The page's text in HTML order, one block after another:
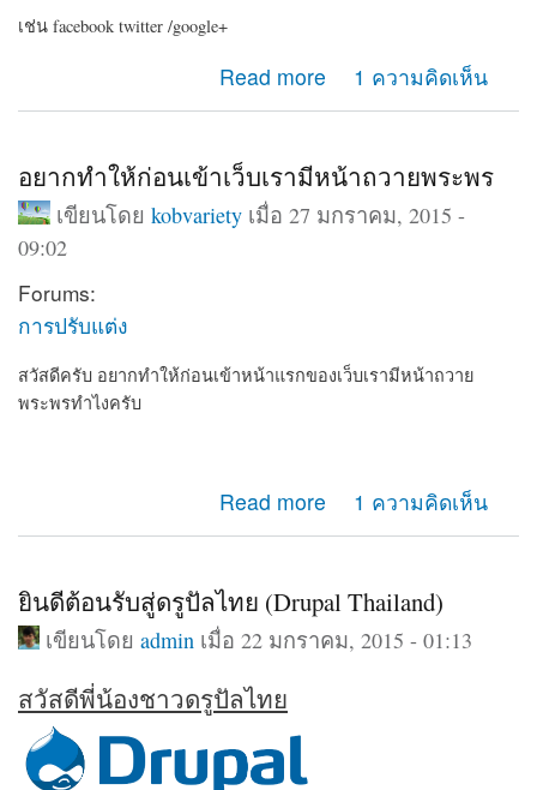
เช่น facebook twitter /google+
Read more
about อยากให้เว็บเรามีปุ่มแชร์ไปยัง social1 ความคิดเห็น
อยากทำให้ก่อนเข้าเว็บเรามีหน้าถวายพระพร
เขียนโดย kobvarietyเมื่อ 27 มกราคม, 2015 -
09:02
Forums:
การปรับแต่ง
สวัสดีครับ อยากทำให้ก่อนเข้าหน้าแรกของเว็บเรามีหน้าถวาย
พระพรทำไงครับ
Read more
about อยากทำให้ก่อนเข้าเว็บเรามีหน้าถวายพระพร
1 ความคิดเห็น
ยินดีต้อนรับสู่ดรูปัลไทย (Drupal Thailand)
เขียนโดยadmin เมื่อ 22 มกราคม, 2015 - 01:13
สวัสดีพี่น้องชาวดรูปัลไทย